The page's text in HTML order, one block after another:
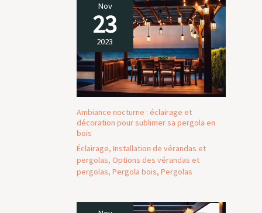
Nov
23
2023
Ambiance nocturne : éclairage et
décoration pour sublimer sa pergola en
bois
Éclairage, Installation de vérandas et
pergolas, Options des vérandas et
pergolas, Pergola bois, Pergolas